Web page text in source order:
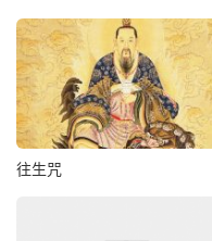
上达
笺魏元君引进
具位臣姓某谨为入意。臣
一函，敢乞转闻泰玄都
上帝阙下。未敢自专，
往生咒